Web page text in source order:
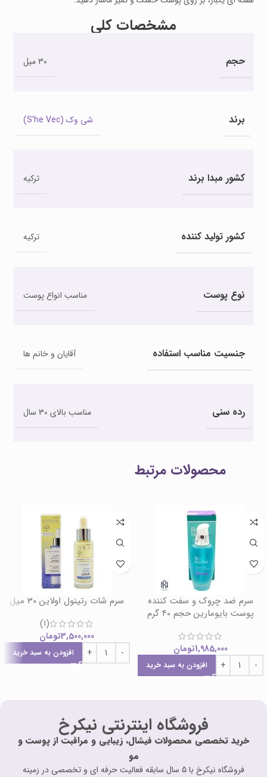
مشخصات کلی
حجم 30 میل
برند شی وک (S’he Vec)
کشور مبدا برند ترکیه
کشور تولید کننده ترکیه
نوع پوست مناسب انواع پوست
جنسیت مناسب استفاده آقایان و خانم ها
رده سنی مناسب بالای 30 سال
محصولات مرتبط
سرم ضد چروک و سفت کننده
پوست بایومارین حجم 40 گرم
1,985,000تومان
افزودن به سبد خرید
سرم شات رتینول اولاین 30 میل
(1)
3,500,000تومان
افزودن به سبد خرید
فروشگاه اینترنتی نیکرخ
خرید تخصصی محصولات فیشال، زیبایی و مراقبت از پوست و
مو
فروشگاه نیکرخ با 5 سال سابقه فعالیت حرفه ای و تخصصی در زمینه